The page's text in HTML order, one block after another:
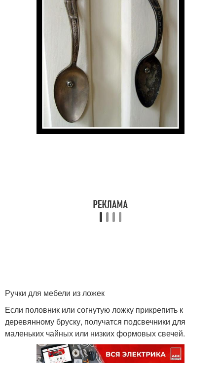
Ручки для мебели из ложек
Если половник или согнутую ложку прикрепить к
деревянному бруску, получатся подсвечники для
маленьких чайных или низких формовых свечей.